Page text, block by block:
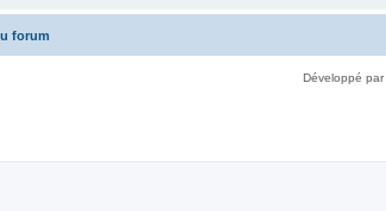
forum
Développé par